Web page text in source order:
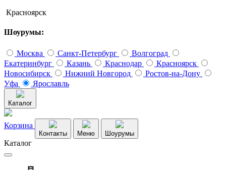
Красноярск
Шоурумы:
Москва Санкт-Петербург
Волгоград
Екатеринбург
Казань Краснодар
Красноярск
Новосибирск
Нижний Новгород
Ростов-на-Дону
Уфа
Ярославль
Каталог
Корзина
Контакты Меню Шоурумы
Каталог